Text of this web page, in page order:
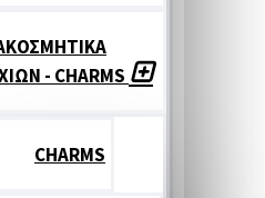
- CHARMS
CHARMS